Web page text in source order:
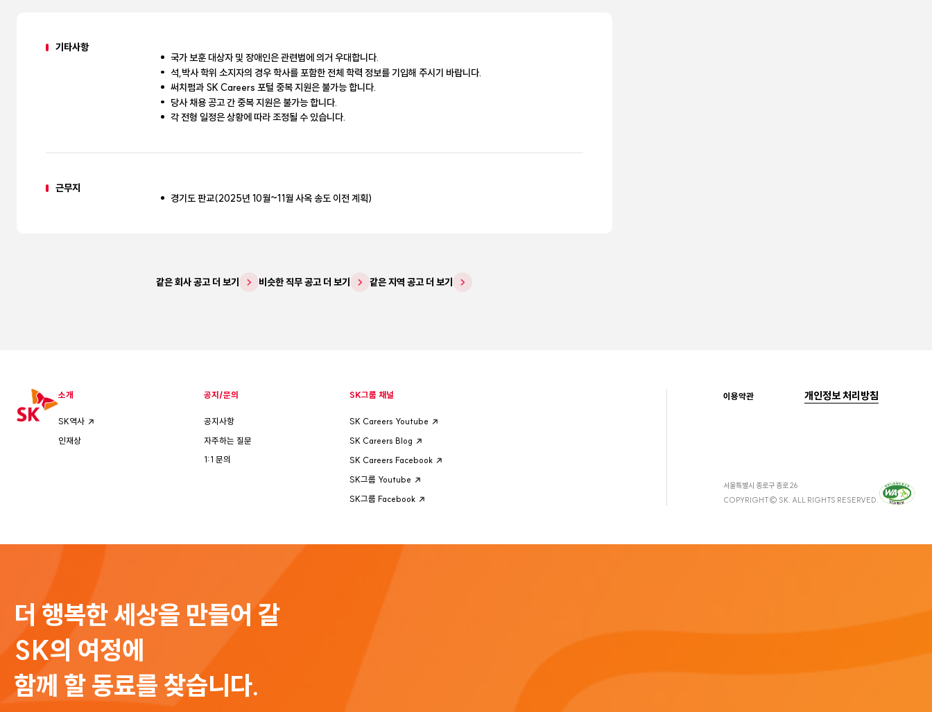
기타사항
국가 보훈 대상자 및 장애인은 관련법에 의거 우대합니다.
석,박사 학위 소지자의 경우 학사를 포함한 전체 학력 정보를 기입해 주시기 바랍니다.
써치펌과 SK Careers 포털 중복 지원은 불가능 합니다.
당사 채용 공고 간 중복 지원은 불가능 합니다.
각 전형 일정은 상황에 따라 조정될 수 있습니다.
근무지
경기도 판교(2025년 10월~11월 사옥 송도 이전 계획)
같은 회사 공고 더 보기 비슷한 직무 공고 더 보기 같은 지역 공고 더 보기
소개
SK역사
인재상
공지/문의
공지사항
자주하는 질문
1:1 문의
SK그룹 채널
SK Careers Youtube
SK Careers Blog
SK Careers Facebook
SK그룹 Youtube
SK그룹 Facebook
이용약관 개인정보 처리방침
서울특별시 종로구 종로 26
COPYRIGHT© SK. ALL RIGHTS RESERVED.
더 행복한 세상을 만들어 갈
SK의 여정에
함께 할 동료를 찾습니다.